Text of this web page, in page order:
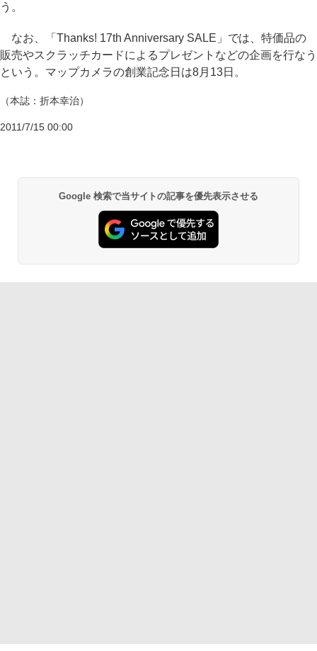
う。
なお、「Thanks! 17th Anniversary SALE」では、特価品の
販売やスクラッチカードによるプレゼントなどの企画を行なう
という。マップカメラの創業記念日は8月13日。
（本誌：折本幸治）
2011/7/15 00:00
Google 検索で当サイトの記事を優先表示させる